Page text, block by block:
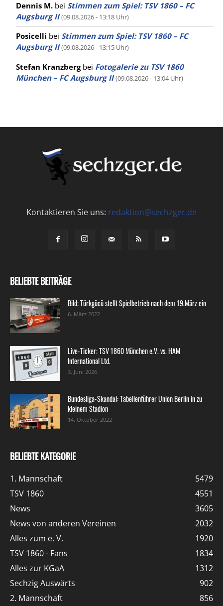
Dennis M. bei Stimmen zum Spiel: TSV 1860 – FC
Augsburg II (09.08.2026 - 13:18 Uhr)
Posicelli bei Stimmen zum Spiel: TSV 1860 – FC
Augsburg II (09.08.2026 - 13:15 Uhr)
Stefan Kranzbergbei Fotogalerie zu TSV 1860
München – FC Augsburg II (09.08.2026 - 13:04 Uhr)
Kontaktieren Sie uns: redaktion@sechzger.de
BELIEBTE BEITRÄGE
Bild: Türkgücü stellt Spielbetrieb nach dem 19.März ein
6. März 2022
Live-Ticker: TSV 1860 München e.V. vs. HAM
International Ltd.
3. Juni 2026
Bundesliga-Skandal: Tabellenführer Union Berlin in zu
kleinem Stadion
14. Oktober 2022
BELIEBTE KATEGORIE
1. Mannschaft
5479
TSV 1860
4551
News
3605
News von anderen Vereinen
2032
Alles zum e. V.
1920
TSV 1860 - Fans
1834
Alles zur KGaA
1312
Sechzig Auswärts
902
2. Mannschaft
856